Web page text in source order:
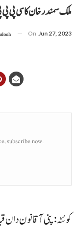
ملک سمندر خان کاسی پی
On Jun 27, 2023
subscribe now.
کوئٹہ : پنی آ قانون دان